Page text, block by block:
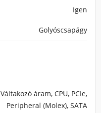
Igen
Golyóscsapágy
Váltakozó áram, CPU, PCIe,
Peripheral (Molex), SATA